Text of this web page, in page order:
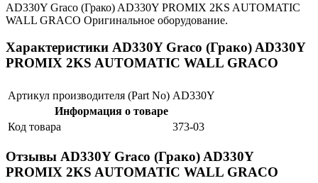
AD330Y Graco (Грако) AD330Y PROMIX 2KS AUTOMATIC
WALL GRACO Оригинальное оборудование.
Характеристики AD330Y Graco (Грако) AD330Y
PROMIX 2KS AUTOMATIC WALL GRACO
Артикул производителя (Part No) AD330Y
Информация о товаре
Код товара
373-03
Отзывы AD330Y Graco (Грако) AD330Y
PROMIX 2KS AUTOMATIC WALL GRACO